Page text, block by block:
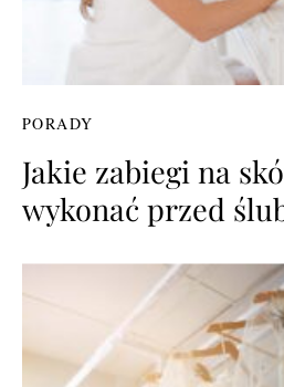
PORADY
Jakie zabiegi na
wykonać przed